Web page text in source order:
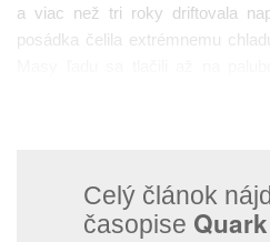
a viac než tri roky driftovala
posádka čelila extrémnemu
Celý článok
časopise